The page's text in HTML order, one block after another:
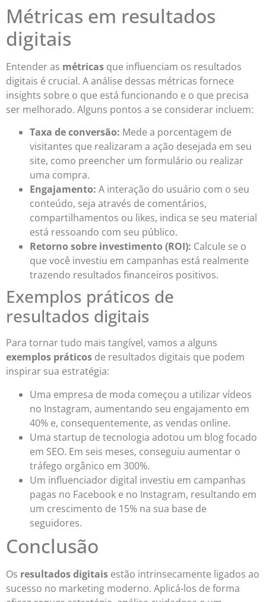
Métricas em resultados
digitais
Entender as métricas que influenciam os resultados
digitais é crucial. A análise dessas métricas fornece
insights sobre o que está funcionando e o que precisa
ser melhorado. Alguns pontos a se considerar incluem:
Taxa de conversão: Mede a porcentagem de
visitantes que realizaram a ação desejada em seu
site, como preencher um formulário ou realizar
uma compra.
Engajamento: A interação do usuário com o seu
conteúdo, seja através de comentários,
compartilhamentos ou likes, indica se seu material
está ressoando com seu público.
Retorno sobre investimento (ROI): Calcule se o
que você investiu em campanhas está realmente
trazendo resultados financeiros positivos.
Exemplos práticos de
resultados digitais
Para tornar tudo mais tangível, vamos a alguns
exemplos práticos de resultados digitais que podem
inspirar sua estratégia:
Uma empresa de moda começou a utilizar vídeos
no Instagram, aumentando seu engajamento em
40% e, consequentemente, as vendas online.
Uma startup de tecnologia adotou um blog focado
em SEO. Em seis meses, conseguiu aumentar o
tráfego orgânico em 300%.
Um influenciador digital investiu em campanhas
pagas no Facebook e no Instagram, resultando em
um crescimento de 15% na sua base de
seguidores.
Conclusão
Os resultados digitais estão intrinsecamente ligados ao
sucesso no marketing moderno. Aplicá-los de forma